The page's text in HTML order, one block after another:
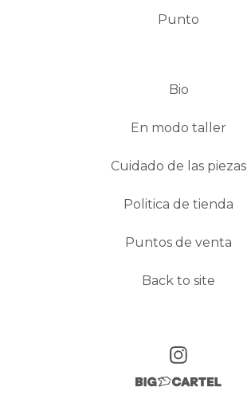
Punto
Bio
En modo taller
Cuidado de las piezas
Politica de tienda
Puntos de venta
Back to site